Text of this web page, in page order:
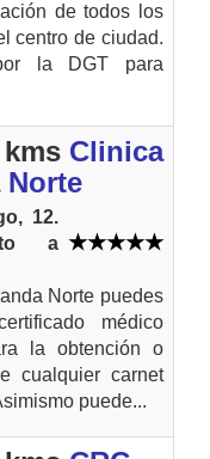
de todos los
centro de ciudad.
la DGT para
kms Clinica
Norte
12.
a
Norte puedes
médico
la obtención o
cualquier carnet
puede...